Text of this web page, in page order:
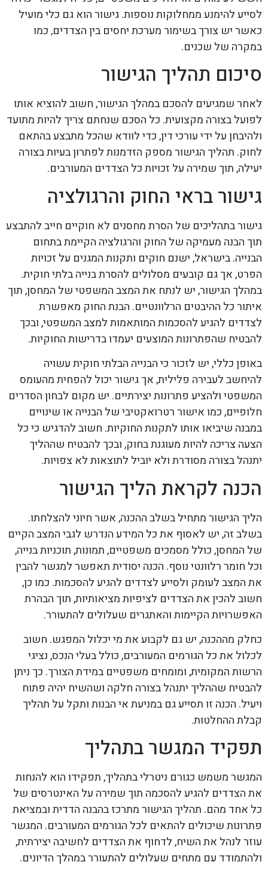
לסייע להימנע ממחלוקות נוספות. גישור הוא גם כלי מועיל
כאשר יש צורך בשימור מערכת יחסים בין הצדדים, כמו
במקרה של שכנים.
סיכום תהליך הגישור
לאחר שמגיעים להסכם במהלך הגישור, חשוב להוציא אותו
לפועל בצורה מקצועית. כל הסכם שנחתם צריך להיות מתועד
ולהיבחן על ידי עורכי דין, כדי לוודא שהכל מתבצע בהתאם
לחוק. תהליך הגישור מספק הזדמנות לפתרון בעיות בצורה
יעילה, תוך שמירה על זכויות כל הצדדים המעורבים.
גישור בראי החוק והרגולציה
גישור בתהליכים של הסרת מחסנים לא חוקיים חייב להתבצע
תוך הבנה מעמיקה של החוק והרגולציה הקיימת בתחום
הבנייה. בישראל, ישנם חוקים ותקנות המגנים על זכויות
הפרט, אך גם קובעים מסלולים להסרת בנייה בלתי חוקית.
במהלך הגישור, יש לנתח את המצב המשפטי של המחסן, תוך
איתור כל ההיבטים הרלוונטיים. הבנת החוק מאפשרת
לצדדים להגיע להסכמות המותאמות למצב המשפטי, ובכך
להבטיח שהפתרונות המוצעים יעמדו בדרישות החוקיות.
באופן כללי, יש לזכור כי הבנייה הבלתי חוקית עשויה
להיחשב לעבירה פלילית, אך גישור יכול להפחית מהעומס
המשפטי ולהציע פתרונות יצירתיים. יש מקום לבחון הסדרים
חלופיים, כמו אישור רטרואקטיבי של הבנייה או שינויים
במבנה שיביאו אותו לתקנות החוקיות. חשוב להדגיש כי כל
הצעה צריכה להיות מעוגנת בחוק, ובכך להבטיח שההליך
יתנהל בצורה מסודרת ולא יוביל לתוצאות לא צפויות.
הכנה לקראת הליך הגישור
הליך הגישור מתחיל בשלב ההכנה, אשר חיוני להצלחתו.
בשלב זה, יש לאסוף את כל המידע הנדרש לגבי המצב הקיים
של המחסן, כולל מסמכים משפטיים, תמונות, תוכניות בנייה,
וכל חומר רלוונטי נוסף. הכנה יסודית תאפשר למגשר להבין
את המצב לעומק ולסייע לצדדים להגיע להסכמות. כמו כן,
חשוב להכין את הצדדים לציפיות מציאותיות, תוך הבהרת
האפשרויות הקיימות והאתגרים שעלולים להתעורר.
כחלק מההכנה, יש גם לקבוע את מי יכלול המפגש. חשוב
לכלול את כל הגורמים המעורבים, כולל בעלי הנכס, נציגי
הרשות המקומית, ומומחים משפטיים במידת הצורך. כך ניתן
להבטיח שההליך יתנהל בצורה חלקה ושהשיח יהיה פתוח
ויעיל. הכנה זו תסייע גם במניעת אי הבנות ותקל על תהליך
קבלת ההחלטות.
תפקיד המגשר בתהליך
המגשר משמש כגורם ניטרלי בתהליך, תפקידו הוא להנחות
את הצדדים להגיע להסכמה תוך שמירה על האינטרסים של
כל אחד מהם. תהליך הגישור מתרכז בהבנה הדדית ובמציאת
פתרונות שיכולים להתאים לכל הגורמים המעורבים. המגשר
עוזר לנהל את השיח, לדחוף את הצדדים לחשיבה יצירתית,
ולהתמודד עם מתחים שעלולים להתעורר במהלך הדיונים.